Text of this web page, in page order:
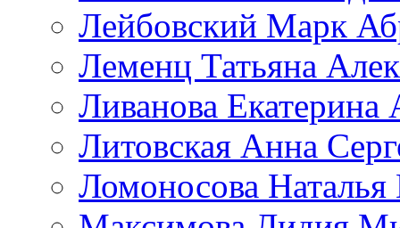
Лейбовский Марк
Леменц Татьяна
Ливанова Екатерина
Литовская Анна
Ломоносова